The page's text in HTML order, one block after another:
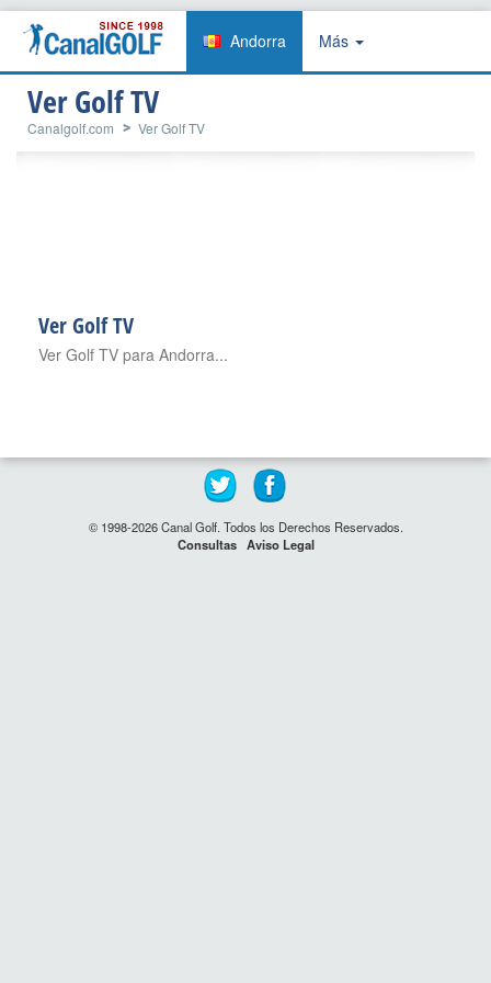
Andorra Más
Ver Golf TV
Canalgolf.com Ver Golf TV
Ver Golf TV
Ver Golf TV para Andorra...
© 1998-2026 Canal Golf. Todos los Derechos Reservados.
Consultas Aviso Legal